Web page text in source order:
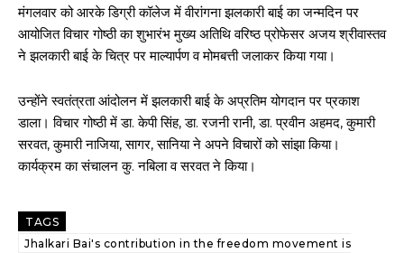
मंगलवार को आरके डिग्री कॉलेज में वीरांगना झलकारी बाई का जन्मदिन पर
आयोजित विचार गोष्ठी का शुभारंभ मुख्य अतिथि वरिष्ठ प्रोफेसर अजय श्रीवास्तव
ने झलकारी बाई के चित्र पर माल्यार्पण व मोमबत्ती जलाकर किया गया।
उन्होंने स्वतंत्रता आंदोलन में झलकारी बाई के अप्रतिम योगदान पर प्रकाश
डाला। विचार गोष्ठी में डा. केपी सिंह, डा. रजनी रानी, डा. प्रवीन अहमद, कुमारी
सरवत, कुमारी नाजिया, सागर, सानिया ने अपने विचारों को सांझा किया।
कार्यक्रम का संचालन कु. नबिला व सरवत ने किया।
TAGS
Jhalkari Bai's contribution in the freedom movement is